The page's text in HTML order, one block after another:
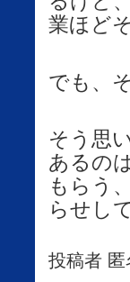
業ほど
でも、
そう思
あるの
もらう
らせし
投稿者 匿